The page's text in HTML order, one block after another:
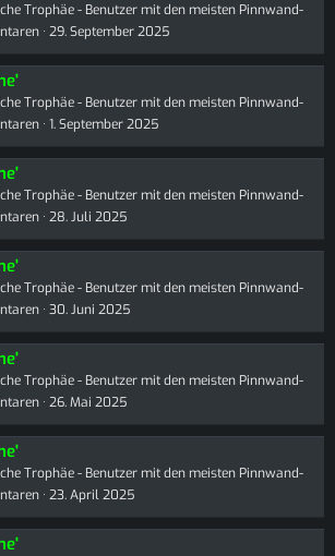
Trophäe - Benutzer mit den meisten Pinnwand-
29. September 2025
Trophäe - Benutzer mit den meisten Pinnwand-
1. September 2025
Trophäe - Benutzer mit den meisten Pinnwand-
28. Juli 2025
Trophäe - Benutzer mit den meisten Pinnwand-
30. Juni 2025
Trophäe - Benutzer mit den meisten Pinnwand-
26. Mai 2025
Trophäe - Benutzer mit den meisten Pinnwand-
23. April 2025